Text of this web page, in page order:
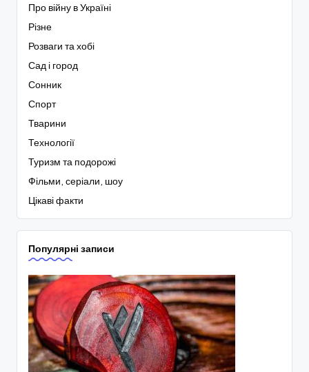
Про війну в Україні
Різне
Розваги та хобі
Сад і город
Сонник
Спорт
Тварини
Технології
Туризм та подорожі
Фільми, серіали, шоу
Цікаві факти
Популярні записи